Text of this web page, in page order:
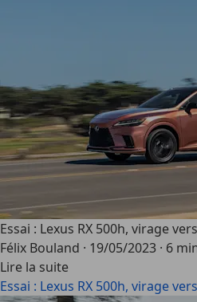
Essai : Lexus RX 500h, virage
Félix Bouland · 19/05/2023 · 6
Lire la suite
Essai : Lexus RX 500h, virage